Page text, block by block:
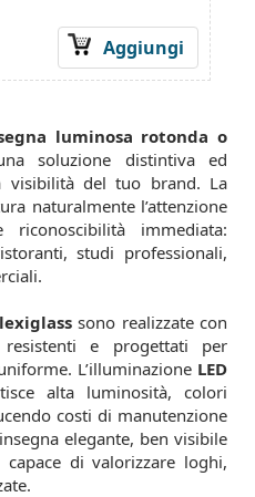
Aggiungi
luminosa rotonda o
soluzione distintiva ed
visibilità del tuo brand. La
naturalmente l’attenzione
immediata:
studi professionali,
sono realizzate con
e progettati per
L’illuminazione LED
alta luminosità, colori
costi di manutenzione
elegante, ben visibile
di valorizzare loghi,